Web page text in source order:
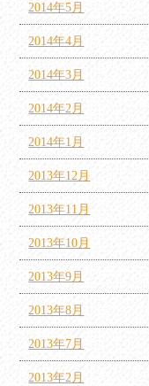
2014年5月
2014年4月
2014年3月
2014年2月
2014年1月
2013年12月
2013年11月
2013年10月
2013年9月
2013年8月
2013年7月
2013年2月